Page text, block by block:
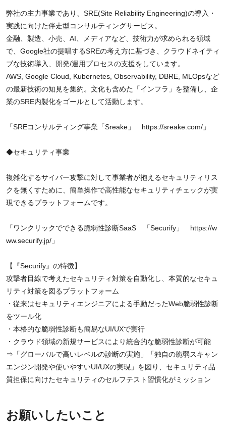
弊社の主力事業であり、SRE(Site Reliability Engineering)の導入・
実践に向けた伴走型コンサルティングサービス。
金融、製造、小売、AI、メディアなど、技術力が求められる領域
で、Google社の提唱するSREの考え方に基づき、クラウドネイティ
ブな技術導入、開発/運用プロセスの支援をしています。
AWS, Google Cloud, Kubernetes, Observability, DBRE, MLOpsなど
の最新技術の知見を集約。文化も含めた「インフラ」を整備し、企
業のSRE内製化をゴールとして活動します。
「SREコンサルティング事業「Sreake」 https://sreake.com/ 」
◆セキュリティ事業
複雑化するサイバー攻撃に対して事業者が抱えるセキュリティリス
クを無くすために、簡単操作で高性能なセキュリティチェックが実
現できるプラットフォームです。
「ワンクリックでできる脆弱性診断SaaS 「Securify」 https://w
ww.securify.jp/ 」
【『Securify』の特徴】
攻撃者目線で考えたセキュリティ対策を自動化し、本質的なセキュ
リティ対策を図るプラットフォーム
・従来はセキュリティエンジニアによる手動だったWeb脆弱性診断
をツール化
・本格的な脆弱性診断も簡易なUI/UXで実行
・クラウド領域の新規サービスにより統合的な脆弱性診断が可能
⇒「グローバルで高いレベルの診断の実施」「独自の脆弱スキャン
エンジン開発や使いやすいUI/UXの実現」を図り、セキュリティ品
質担保に向けたセキュリティのセルフテスト習慣化がミッション
お願いしたいこと